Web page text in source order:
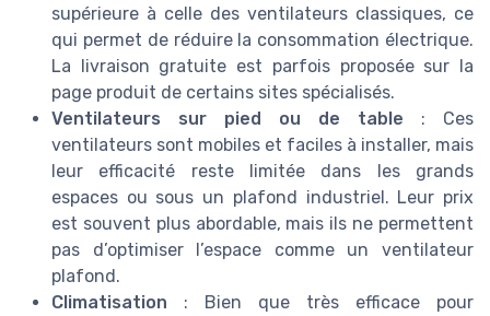
supérieure à celle des ventilateurs classiques, ce
qui permet de réduire la consommation électrique.
La livraison gratuite est parfois proposée sur la
page produit de certains sites spécialisés.
Ventilateurs sur pied ou de table : Ces
ventilateurs sont mobiles et faciles à installer, mais
leur efficacité reste limitée dans les grands
espaces ou sous un plafond industriel. Leur prix
est souvent plus abordable, mais ils ne permettent
pas d’optimiser l’espace comme un ventilateur
plafond.
Climatisation : Bien que très efficace pour